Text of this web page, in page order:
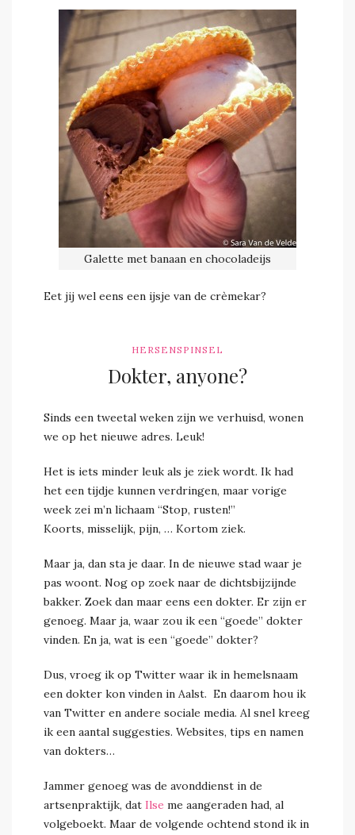
Galette met banaan en chocoladeijs
Eet jij wel eens een ijsje van de crèmekar?
HERSENSPINSEL
Dokter, anyone?
Sinds een tweetal weken zijn we verhuisd, wonen
we op het nieuwe adres. Leuk!
Het is iets minder leuk als je ziek wordt. Ik had
het een tijdje kunnen verdringen, maar vorige
week zei m’n lichaam “Stop, rusten!”
Koorts, misselijk, pijn, … Kortom ziek.
Maar ja, dan sta je daar. In de nieuwe stad waar je
pas woont. Nog op zoek naar de dichtsbijzijnde
bakker. Zoek dan maar eens een dokter. Er zijn er
genoeg. Maar ja, waar zou ik een “goede” dokter
vinden. En ja, wat is een “goede” dokter?
Dus, vroeg ik op Twitter waar ik in hemelsnaam
een dokter kon vinden in Aalst. En daarom hou ik
van Twitter en andere sociale media. Al snel kreeg
ik een aantal suggesties. Websites, tips en namen
van dokters…
Jammer genoeg was de avonddienst in de
artsenpraktijk, dat Ilse me aangeraden had, al
volgeboekt. Maar de volgende ochtend stond ik in